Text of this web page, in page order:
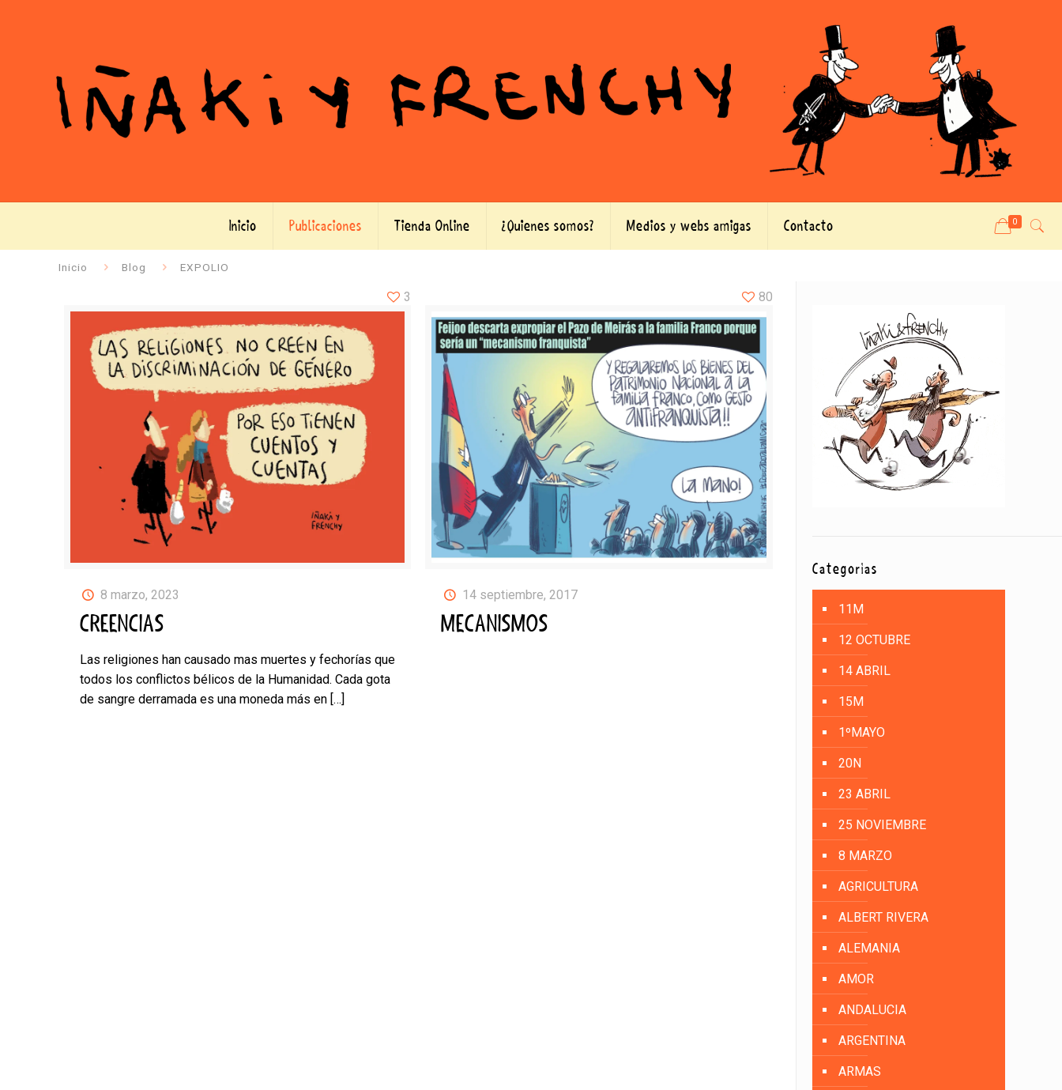
Inicio Publicaciones Tienda Online ¿Quienes somos? Medios y webs amigas Contacto 0
Inicio Blog EXPOLIO
8 marzo, 2023
CREENCIAS
Las religiones han causado mas muertes y fechorías que
todos los conflictos bélicos de la Humanidad. Cada gota
de sangre derramada es una moneda más en[…]
3
14 septiembre, 2017
MECANISMOS
80
Categorías
11M
12 OCTUBRE
14 ABRIL
15M
1ºMAYO
20N
23 ABRIL
25 NOVIEMBRE
8 MARZO
AGRICULTURA
ALBERT RIVERA
ALEMANIA
AMOR
ANDALUCIA
ARGENTINA
ARMAS